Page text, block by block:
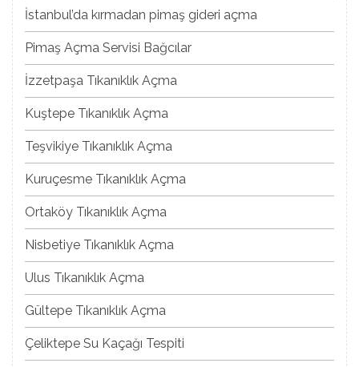
İstanbul’da kırmadan pimaş gideri açma
Pimaş Açma Servisi Bağcılar
İzzetpaşa Tıkanıklık Açma
Kuştepe Tıkanıklık Açma
Teşvikiye Tıkanıklık Açma
Kuruçesme Tıkanıklık Açma
Ortaköy Tıkanıklık Açma
Nisbetiye Tıkanıklık Açma
Ulus Tıkanıklık Açma
Gültepe Tıkanıklık Açma
Çeliktepe Su Kaçağı Tespiti